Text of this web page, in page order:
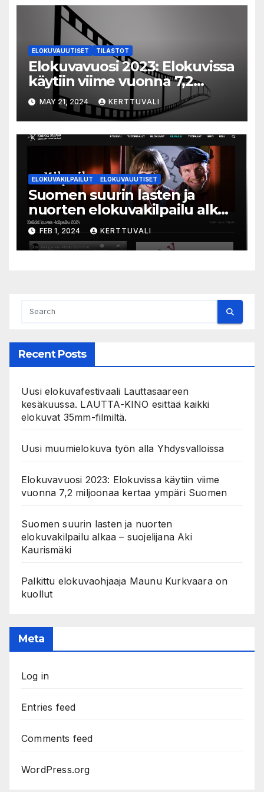
ELOKUVAUUTISET TILASTOT
Elokuvavuosi 2023: Elokuvissa
käytiin viime vuonna 7,2
miljoonaa kertaa ympäri
Suomen
MAY 21, 2024 KERTTUVALI
ELOKUVAKILPAILUT ELOKUVAUUTISET
Suomen suurin lasten ja
nuorten elokuvakilpailu alkaa
– suojelijana Aki Kaurismäki
FEB 1, 2024 KERTTUVALI
Recent Posts
Uusi elokuvafestivaali Lauttasaareen
kesäkuussa. LAUTTA-KINO esittää kaikki
elokuvat 35mm-filmiltä.
Uusi muumielokuva työn alla Yhdysvalloissa
Elokuvavuosi 2023: Elokuvissa käytiin viime
vuonna 7,2 miljoonaa kertaa ympäri Suomen
Suomen suurin lasten ja nuorten
elokuvakilpailu alkaa – suojelijana Aki
Kaurismäki
Palkittu elokuvaohjaaja Maunu Kurkvaara on
kuollut
Meta
Log in
Entries feed
Comments feed
WordPress.org